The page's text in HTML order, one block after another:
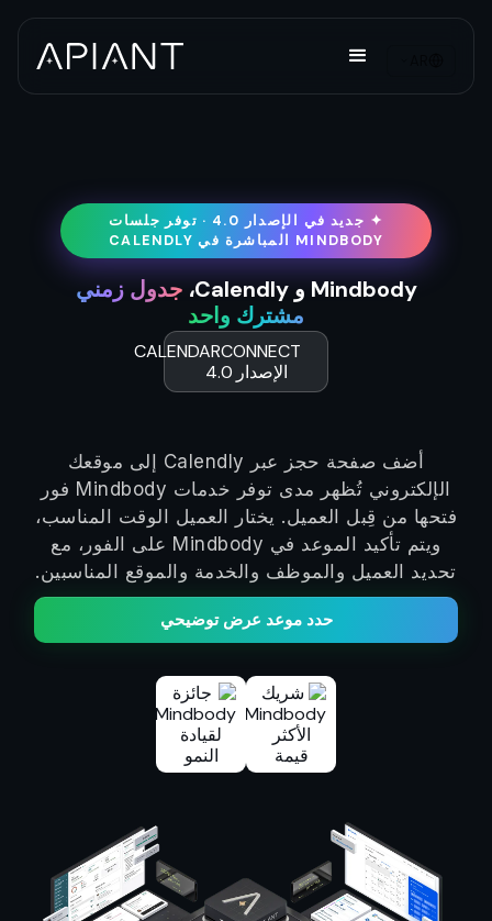
✦ جديد في الإصدار 4.0 · توفر جلسات
MINDBODY المباشرة في CALENDLY
Mindbody و Calendly،
جدول زمني
مشترك واحد
CALENDARCONNECT
الإصدار 4.0
أضف صفحة حجز عبر Calendly إلى موقعك
الإلكتروني تُظهر مدى توفر خدمات Mindbody فور
فتحها من قِبل العميل. يختار العميل الوقت المناسب،
ويتم تأكيد الموعد في Mindbody على الفور، مع
تحديد العميل والموظف والخدمة والموقع المناسبين.
حدد موعد عرض توضيحي